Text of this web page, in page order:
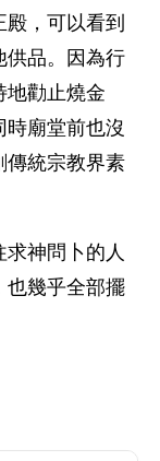
，可以看到
供品。因為行
地勸止燒金
廟堂前也沒
傳統宗教界素
神問卜的人
也幾乎全部擺